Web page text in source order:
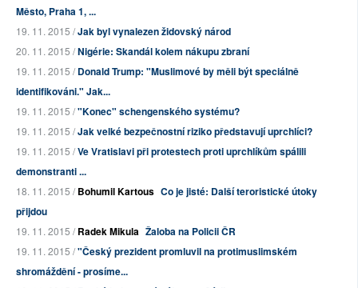
Město, Praha 1, ...
19. 11. 2015 /Jak byl vynalezen židovský národ
20. 11. 2015 /Nigérie: Skandál kolem nákupu zbraní
19. 11. 2015 /Donald Trump: "Muslimové by měli být speciálně
identifikováni." Jak...
19. 11. 2015 /"Konec" schengenského systému?
19. 11. 2015 /Jak velké bezpečnostní riziko představují uprchlíci?
19. 11. 2015 /Ve Vratislavi při protestech proti uprchlíkům spálili
demonstranti ...
18. 11. 2015 /Bohumil Kartous Co je jisté: Další teroristické útoky
přijdou
19. 11. 2015 /Radek Mikula Žaloba na Policii ČR
19. 11. 2015 /"Český prezident promluvil na protimuslimském
shromáždění - prosíme...